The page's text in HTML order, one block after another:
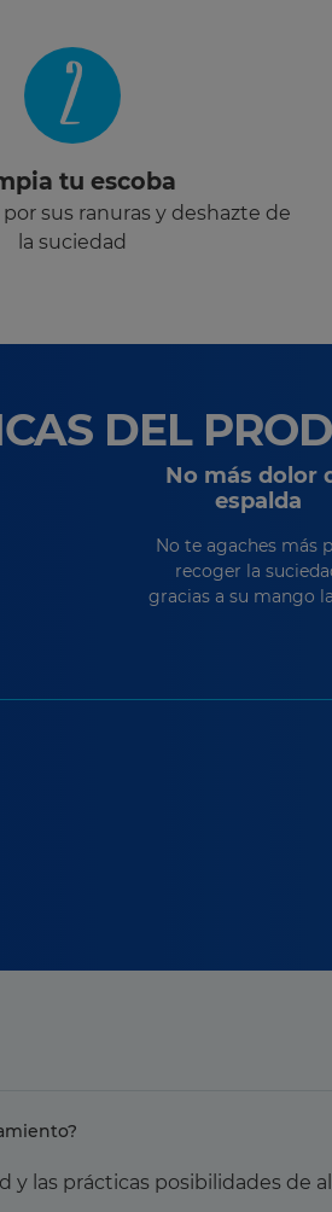
2
tu escoba
por sus ranuras y deshazte de
la suciedad
DEL
No más dolor
espalda
No te agaches más
recoger la
gracias a su mango
y las prácticas posibilidades de